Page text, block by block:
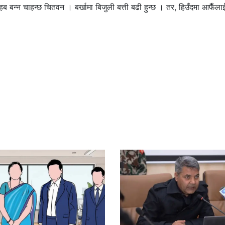
चाहन्छ चितवन । बर्खामा बिजुली बत्ती बढी हुन्छ । तर, हिउँदमा